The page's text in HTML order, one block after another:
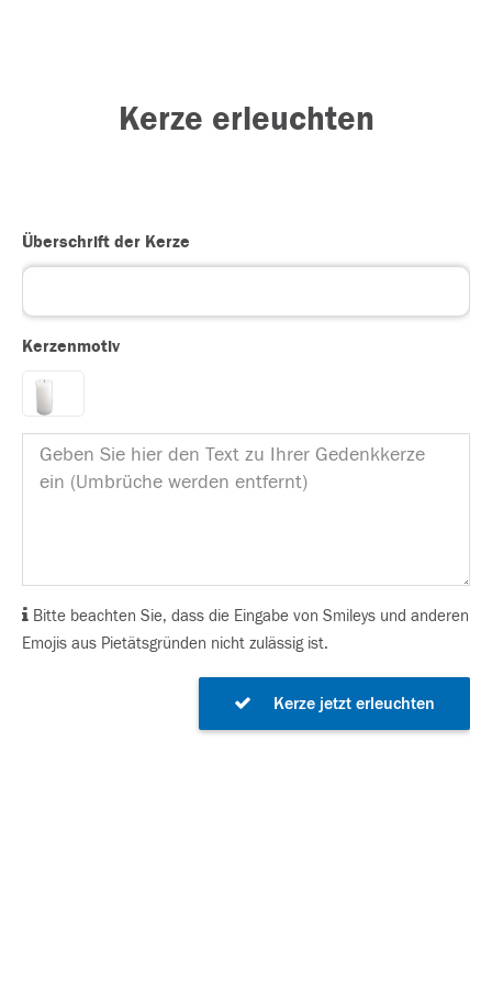
Kerze erleuchten
Überschrift der Kerze
Kerzenmotiv
Bitte beachten Sie, dass die Eingabe von Smileys und anderen
Emojis aus Pietätsgründen nicht zulässig ist.
Kerze jetzt erleuchten